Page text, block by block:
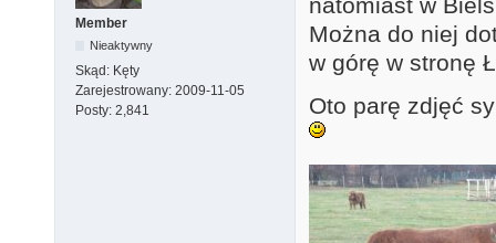
Member
Nieaktywny
Skąd: Kęty
Zarejestrowany: 2009-11-05
Posty: 2,841
natomiast w
Można do niej
w górę w stronę
Oto parę zdjęć